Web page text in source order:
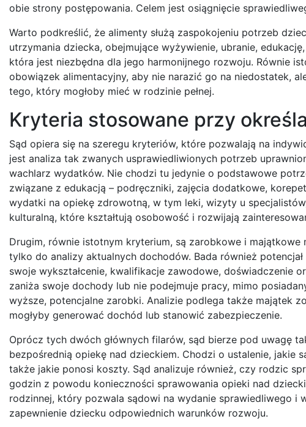
obie strony postępowania. Celem jest osiągnięcie
Warto podkreślić, że alimenty służą zaspokojeniu potrzeb
utrzymania dziecka, obejmujące wyżywienie, ubranie,
która jest niezbędna dla jego harmonijnego rozwoju. Równie
obowiązek alimentacyjny, aby nie narazić go na niedostatek,
tego, który mogłoby mieć w rodzinie pełnej.
Kryteria stosowane przy
Sąd opiera się na szeregu kryteriów, które pozwalają na
jest analiza tak zwanych usprawiedliwionych potrzeb
wachlarz wydatków. Nie chodzi tu jedynie o podstawowe
związane z edukacją – podręczniki, zajęcia dodatkowe,
wydatki na opiekę zdrowotną, w tym leki, wizyty u
kulturalną, które kształtują osobowość i rozwijają
Drugim, równie istotnym kryterium, są zarobkowe i
tylko do analizy aktualnych dochodów. Bada również
swoje wykształcenie, kwalifikacje zawodowe, doświadczenie
zaniża swoje dochody lub nie podejmuje pracy, mimo
wyższe, potencjalne zarobki. Analizie podlega także majątek
mogłyby generować dochód lub stanowić zabezpieczenie.
Oprócz tych dwóch głównych filarów, sąd bierze pod uwagę
bezpośrednią opiekę nad dzieckiem. Chodzi o ustalenie, jakie
także jakie ponosi koszty. Sąd analizuje również, czy rodzic
godzin z powodu konieczności sprawowania opieki nad
rodzinnej, który pozwala sądowi na wydanie sprawiedliwego i
zapewnienie dziecku odpowiednich warunków rozwoju.